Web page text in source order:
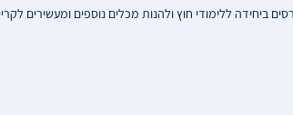
ביחידה ללימודי חוץ ולהנות מכלים נוספים ומעשירים